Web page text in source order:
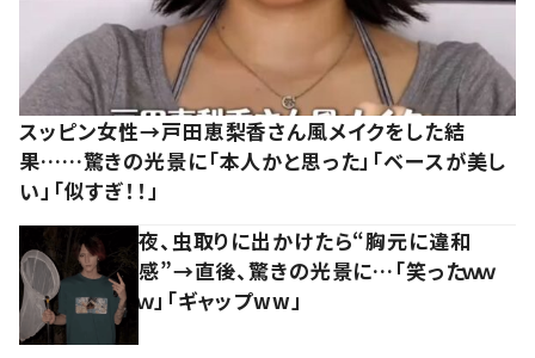
スッピン女性→戸田恵梨香さん風メイクをした結
果……驚きの光景に「本人かと思った」「ベースが美し
い」「似すぎ！！」
夜、虫取りに出かけたら“胸元に違和
感”→直後、驚きの光景に…「笑ったｗｗ
ｗ」「ギャップww」